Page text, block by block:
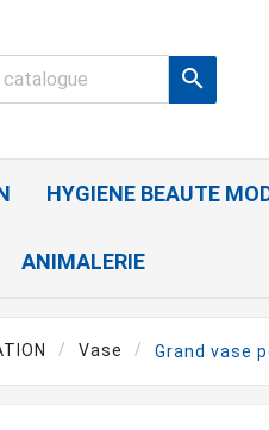

HYGIENE BEAUTE
ANIMALERIE
Vase Grand vase